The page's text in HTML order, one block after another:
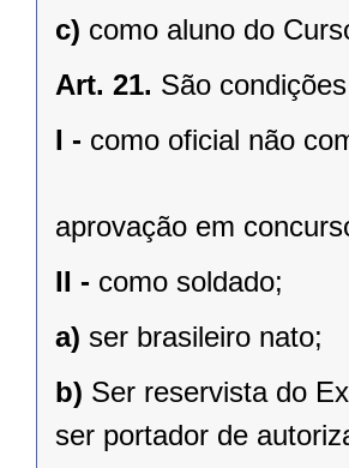
c) como aluno do
Art. 21. São
I - como oficial não
aprovação em
II - como soldado;
a) ser brasileiro nato;
b) Ser reservista do
ser portador de